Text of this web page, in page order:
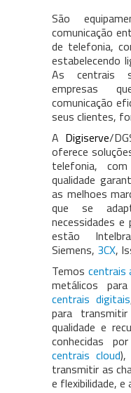
São
comunicação
de telefonia,
estabelecendo
As centrais
empresas
comunicação
seus clientes,
A Digiserve/
oferece
telefonia,
qualidade
as melhoes
que se
necessidades
estão
Siemens, 3CX,
Temos centrais
metálicos
centrais digitais
para
qualidade e
conhecidas
centrais cloud),
transmitir as
e flexibilidade, e